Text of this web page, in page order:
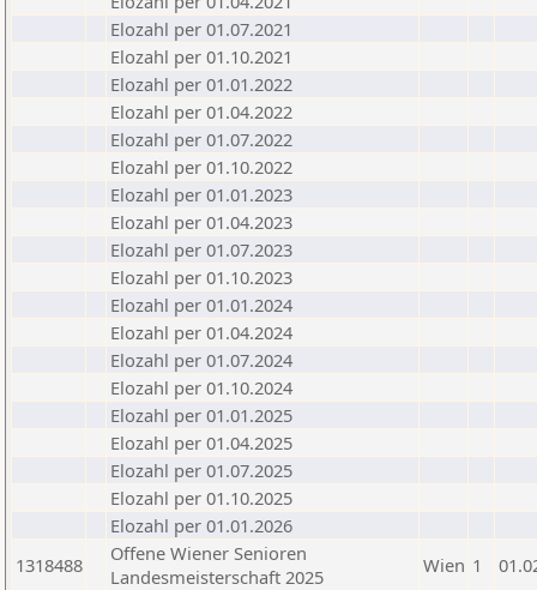
Elozahl per 01.07.2021
Elozahl per 01.10.2021
Elozahl per 01.01.2022
Elozahl per 01.04.2022
Elozahl per 01.07.2022
Elozahl per 01.10.2022
Elozahl per 01.01.2023
Elozahl per 01.04.2023
Elozahl per 01.07.2023
Elozahl per 01.10.2023
Elozahl per 01.01.2024
Elozahl per 01.04.2024
Elozahl per 01.07.2024
Elozahl per 01.10.2024
Elozahl per 01.01.2025
Elozahl per 01.04.2025
Elozahl per 01.07.2025
Elozahl per 01.10.2025
Elozahl per 01.01.2026
1318488
Offene Wiener Senioren
Landesmeisterschaft 2025
Wien 1